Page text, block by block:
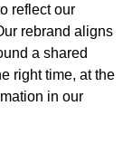
reflect our
rebrand aligns
a shared
right time, at the
in our